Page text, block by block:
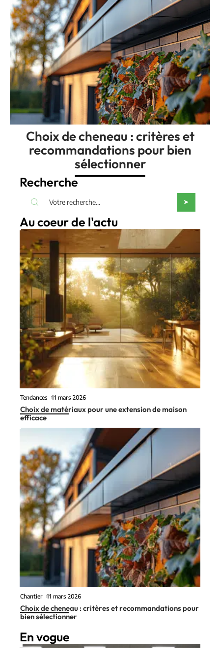
Choix de cheneau : critères et
recommandations pour bien
sélectionner
Recherche
Au coeur de l'actu
Tendances 11 mars 2026
Choix de matériaux pour une extension de maison
efficace
Chantier 11 mars 2026
Choix de cheneau : critères et recommandations pour
bien sélectionner
En vogue